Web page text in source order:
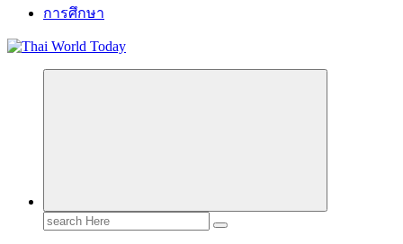
การศึกษา
Search
for: